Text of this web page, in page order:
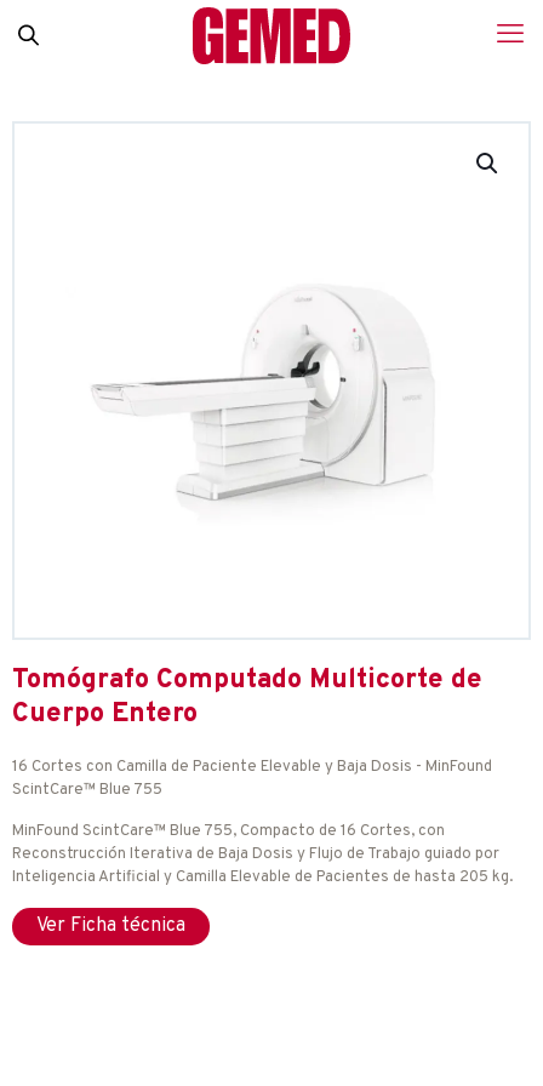
Tomógrafo Computado Multicorte de
Cuerpo Entero
16 Cortes con Camilla de Paciente Elevable y Baja Dosis - MinFound
ScintCare™ Blue 755
MinFound ScintCare™ Blue 755, Compacto de 16 Cortes, con
Reconstrucción Iterativa de Baja Dosis y Flujo de Trabajo guiado por
Inteligencia Artificial y Camilla Elevable de Pacientes de hasta 205 kg.
Ver Ficha técnica